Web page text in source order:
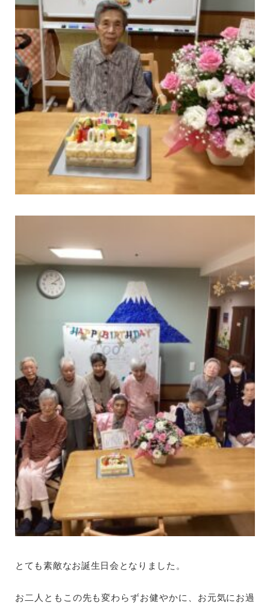
とても素敵なお誕生日会となりました。
お二人ともこの先も変わらずお健やかに、お元気にお過